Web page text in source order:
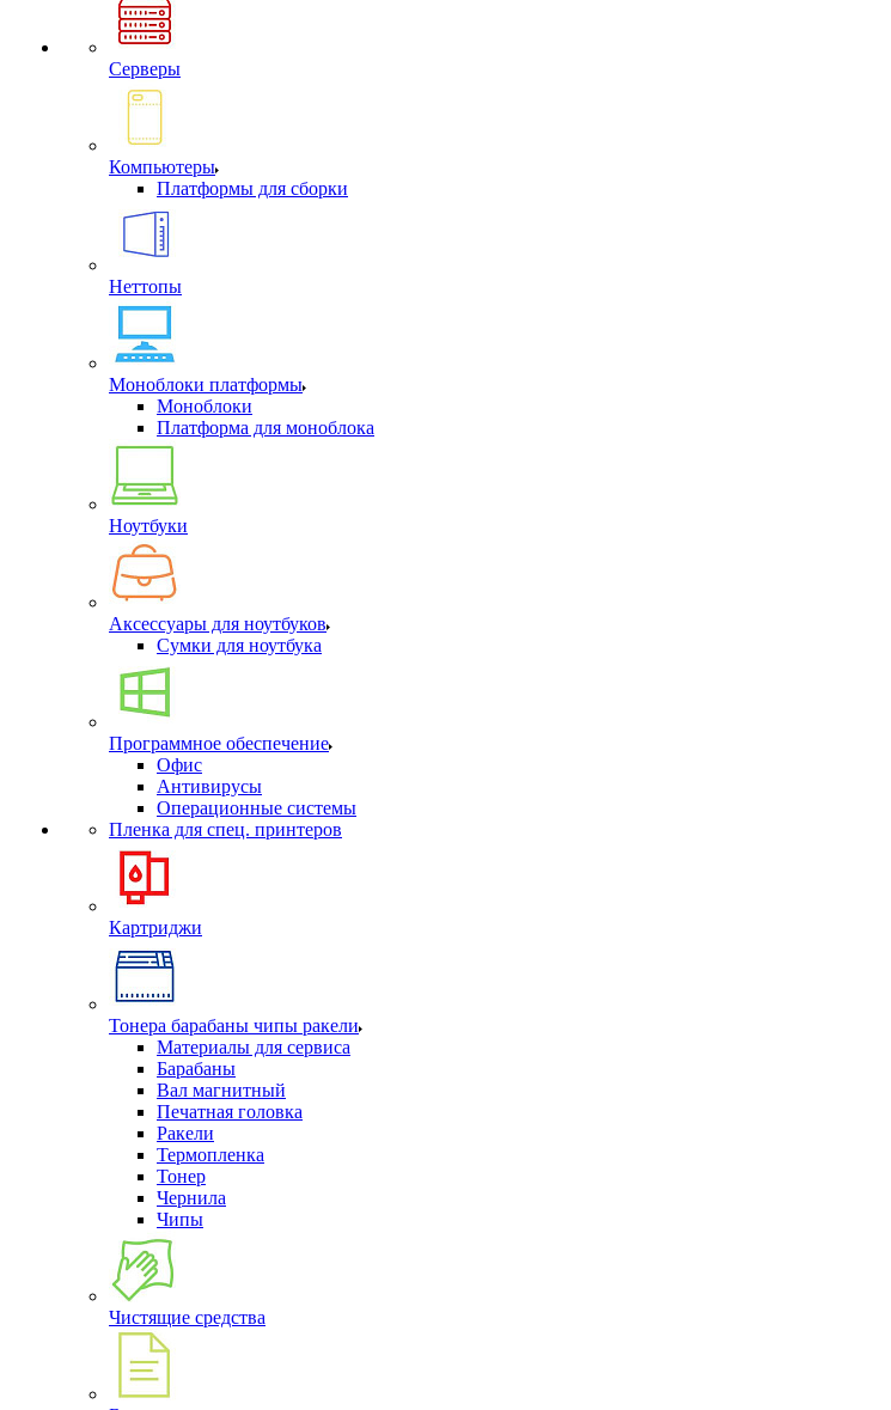
Серверы
Компьютеры
Платформы для сборки
Неттопы
Моноблоки платформы
Моноблоки
Платформа для моноблока
Ноутбуки
Аксессуары для ноутбуков
Сумки для ноутбука
Программное обеспечение
Офис
Антивирусы
Операционные системы
Пленка для спец. принтеров
Картриджи
Тонера барабаны чипы ракели
Материалы для сервиса
Барабаны
Вал магнитный
Печатная головка
Ракели
Термопленка
Тонер
Чернила
Чипы
Чистящие средства